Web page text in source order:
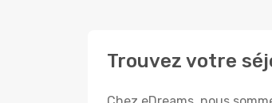
Trouvez votre